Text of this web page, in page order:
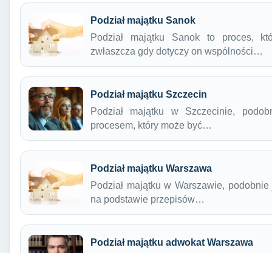
Podział majątku Sanok
Podział majątku Sanok to proces,
zwłaszcza gdy dotyczy on wspólności…
Podział majątku Szczecin
Podział majątku w Szczecinie,
procesem, który może być…
Podział majątku Warszawa
Podział majątku w Warszawie,
na podstawie przepisów…
Podział majątku adwokat Warszawa